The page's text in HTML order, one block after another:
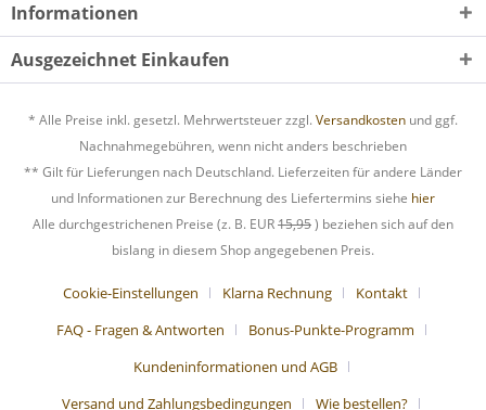
Informationen
Ausgezeichnet Einkaufen
* Alle Preise inkl. gesetzl. Mehrwertsteuer zzgl. Versandkosten und ggf.
Nachnahmegebühren, wenn nicht anders beschrieben
** Gilt für Lieferungen nach Deutschland. Lieferzeiten für andere Länder
und Informationen zur Berechnung des Liefertermins siehe hier
Alle durchgestrichenen Preise (z. B. EUR15,95) beziehen sich auf den
bislang in diesem Shop angegebenen Preis.
Cookie-Einstellungen Klarna Rechnung
Kontakt
FAQ - Fragen & Antworten
Bonus-Punkte-Programm
Kundeninformationen und AGB
Versand und Zahlungsbedingungen
Wie bestellen?